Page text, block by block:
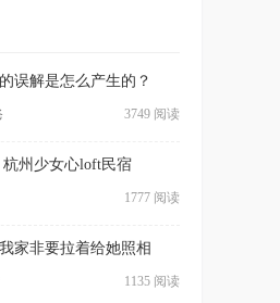
误解是怎么产生的？
3749 阅读
杭州少女心loft民宿
1777 阅读
家非要拉着给她照相
1135 阅读